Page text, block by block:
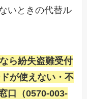
いときの代替ル
ら紛失盗難受付
が使えない・不
口（0570-003-